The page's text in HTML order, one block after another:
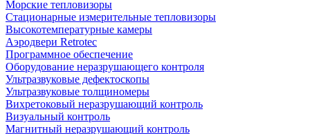
Морские тепловизоры
Стационарные измерительные тепловизоры
Высокотемпературные камеры
Аэродвери Retrotec
Программное обеспечение
Оборудование неразрушающего контроля
Ультразвуковые дефектоскопы
Ультразвуковые толщиномеры
Вихретоковый неразрушающий контроль
Визуальный контроль
Магнитный неразрушающий контроль